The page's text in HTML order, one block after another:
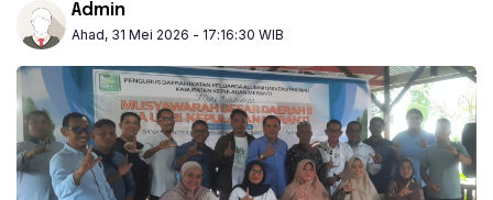
Admin
Ahad, 31 Mei 2026 - 17:16:30 WIB